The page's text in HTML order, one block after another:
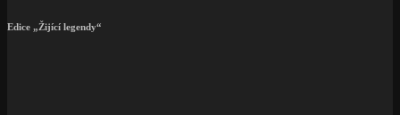
Edice „Žijící legendy“